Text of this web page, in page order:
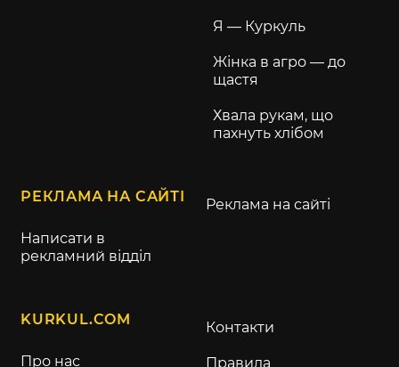
Я — Куркуль
Жінка в агро — до
щастя
Хвала рукам, що
пахнуть хлібом
РЕКЛАМА НА САЙТІ
Написати в
рекламний відділ
Реклама на сайті
KURKUL.COM
Про нас
Контакти
Правила